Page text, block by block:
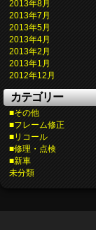
2013年8月
2013年7月
2013年5月
2013年4月
2013年2月
2013年1月
2012年12月
カテゴリー
■その他
■フレーム修正
■リコール
■修理・点検
■新車
未分類